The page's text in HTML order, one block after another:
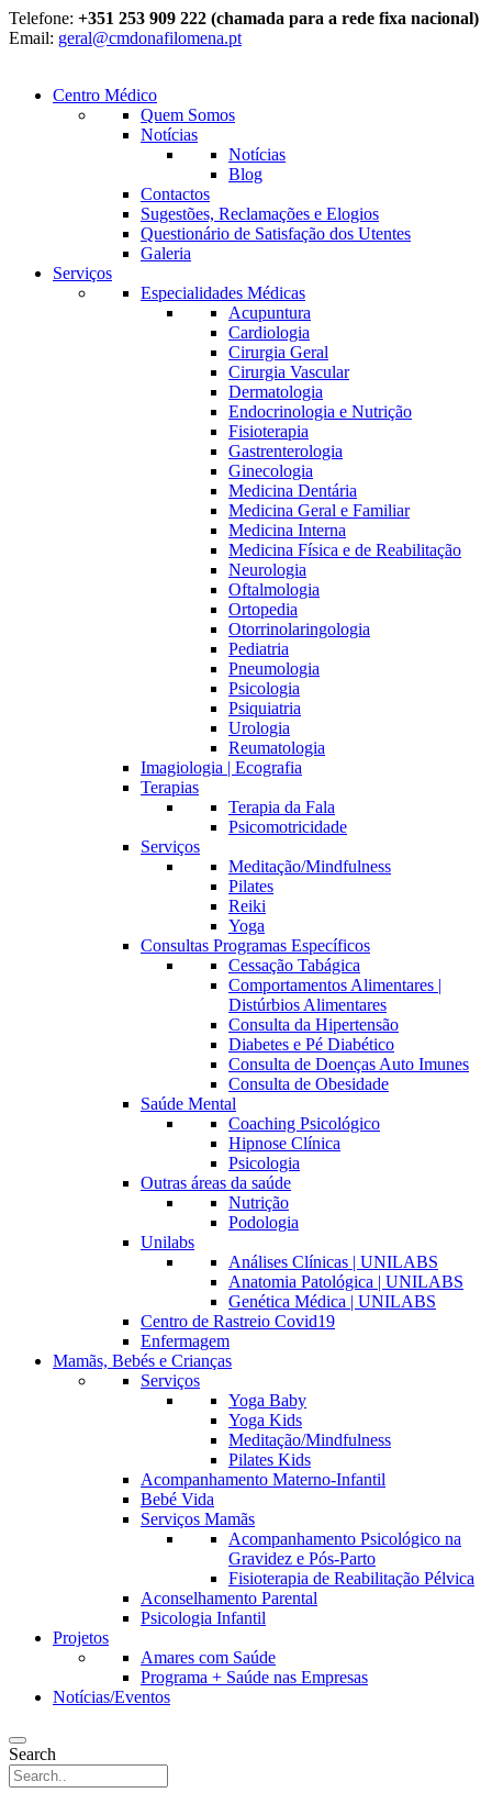
Telefone: +351 253 909 222 (chamada para a rede fixa nacional)
Email: geral@cmdonafilomena.pt
Centro Médico
Quem Somos
Notícias
Notícias
Blog
Contactos
Sugestões, Reclamações e Elogios
Questionário de Satisfação dos Utentes
Galeria
Serviços
Especialidades Médicas
Acupuntura
Cardiologia
Cirurgia Geral
Cirurgia Vascular
Dermatologia
Endocrinologia e Nutrição
Fisioterapia
Gastrenterologia
Ginecologia
Medicina Dentária
Medicina Geral e Familiar
Medicina Interna
Medicina Física e de Reabilitação
Neurologia
Oftalmologia
Ortopedia
Otorrinolaringologia
Pediatria
Pneumologia
Psicologia
Psiquiatria
Urologia
Reumatologia
Imagiologia | Ecografia
Terapias
Terapia da Fala
Psicomotricidade
Serviços
Meditação/Mindfulness
Pilates
Reiki
Yoga
Consultas Programas Específicos
Cessação Tabágica
Comportamentos Alimentares |
Distúrbios Alimentares
Consulta da Hipertensão
Diabetes e Pé Diabético
Consulta de Doenças Auto Imunes
Consulta de Obesidade
Saúde Mental
Coaching Psicológico
Hipnose Clínica
Psicologia
Outras áreas da saúde
Nutrição
Podologia
Unilabs
Análises Clínicas | UNILABS
Anatomia Patológica | UNILABS
Genética Médica | UNILABS
Centro de Rastreio Covid19
Enfermagem
Mamãs, Bebés e Crianças
Serviços
Yoga Baby
Yoga Kids
Meditação/Mindfulness
Pilates Kids
Acompanhamento Materno-Infantil
Bebé Vida
Serviços Mamãs
Acompanhamento Psicológico na
Gravidez e Pós-Parto
Fisioterapia de Reabilitação Pélvica
Aconselhamento Parental
Psicologia Infantil
Projetos
Amares com Saúde
Programa + Saúde nas Empresas
Notícias/Eventos
Search